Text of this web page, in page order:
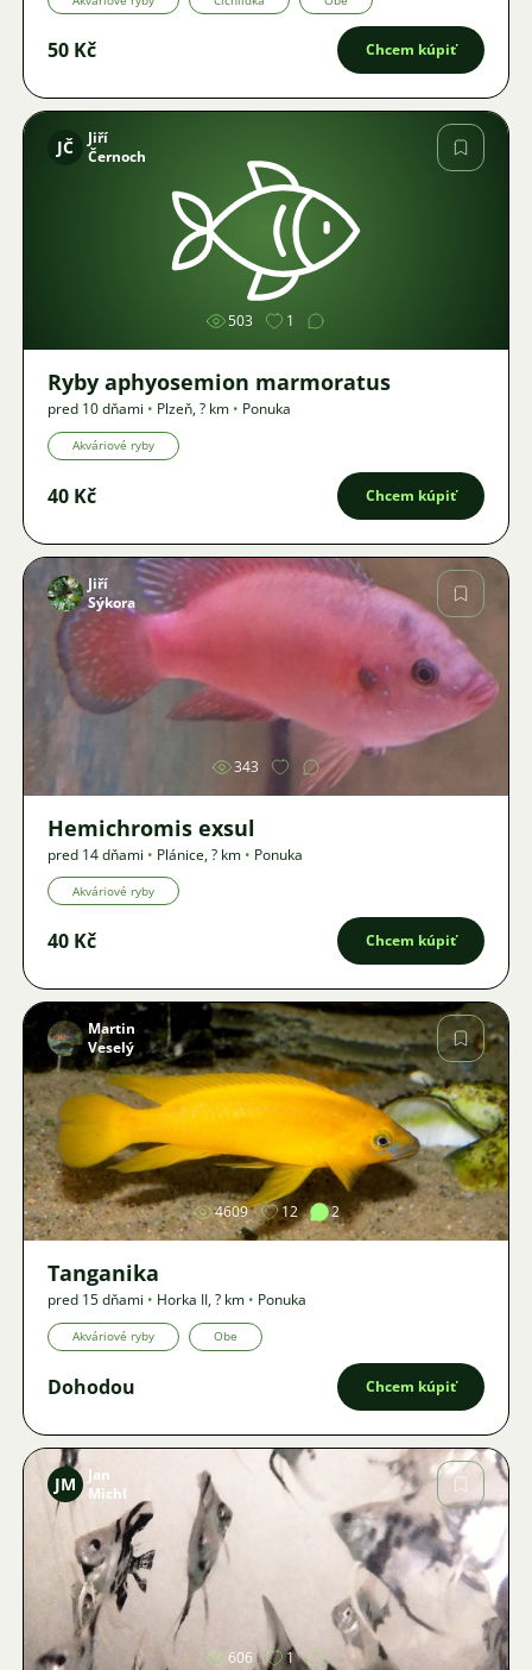
50 Kč Chcem kúpiť
Obrázok
JČ
Jiří
Černoch
503 1
Ryby aphyosemion marmoratus
pred 10 dňami • Plzeň,? km • Ponuka
Akváriové ryby
40 Kč Chcem kúpiť
Obrázok
Jiří
Sýkora
343
Hemichromis exsul
pred 14 dňami • Plánice,? km • Ponuka
Akváriové ryby
40 Kč Chcem kúpiť
Obrázok
Martin
Veselý
4609 12 2
Tanganika
pred 15 dňami • Horka II,? km • Ponuka
Akváriové ryby Obe
Dohodou Chcem kúpiť
JM
Jan
Michl
606 1